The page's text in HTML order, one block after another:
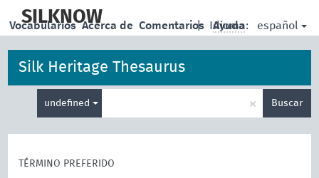
main
SILKNOW | Idioma: español
Vocabularios Acerca de Comentarios Ayuda
Silk Heritage Thesaurus
undefined × Buscar
TÉRMINO PREFERIDO